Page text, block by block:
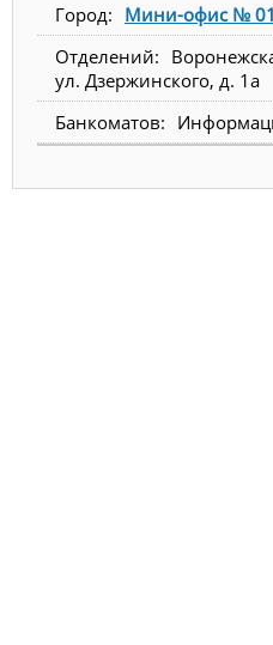
Мини-офис №
ул. Дзержинского, д. 1а